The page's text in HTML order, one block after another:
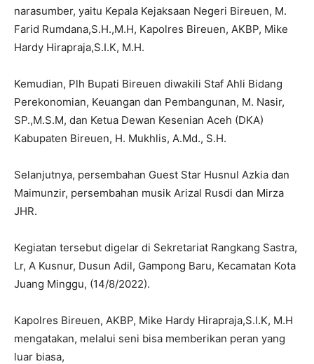
narasumber, yaitu Kepala Kejaksaan Negeri Bireuen, M.
Farid Rumdana,S.H.,M.H, Kapolres Bireuen, AKBP, Mike
Hardy Hirapraja,S.I.K, M.H.
Kemudian, Plh Bupati Bireuen diwakili Staf Ahli Bidang
Perekonomian, Keuangan dan Pembangunan, M. Nasir,
SP.,M.S.M, dan Ketua Dewan Kesenian Aceh (DKA)
Kabupaten Bireuen, H. Mukhlis, A.Md., S.H.
Selanjutnya, persembahan Guest Star Husnul Azkia dan
Maimunzir, persembahan musik Arizal Rusdi dan Mirza
JHR.
Kegiatan tersebut digelar di Sekretariat Rangkang Sastra,
Lr, A Kusnur, Dusun Adil, Gampong Baru, Kecamatan Kota
Juang Minggu, (14/8/2022).
Kapolres Bireuen, AKBP, Mike Hardy Hirapraja,S.I.K, M.H
mengatakan, melalui seni bisa memberikan peran yang
luar biasa,